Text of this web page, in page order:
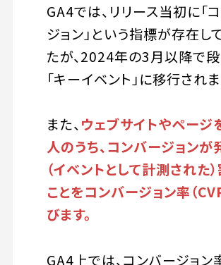
GA4では、リリース当初に「
ジョン」という指標が存在し
たが、2024年の3月以降で
「キーイベント」に移行されま
また、ウェブサイトやページ
人のうち、コンバージョンが
（イベントとして計測された
ことをコンバージョン率（
びます。
GA4上では、コンバージョン